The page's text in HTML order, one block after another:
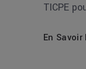
TICPE
En Savoir